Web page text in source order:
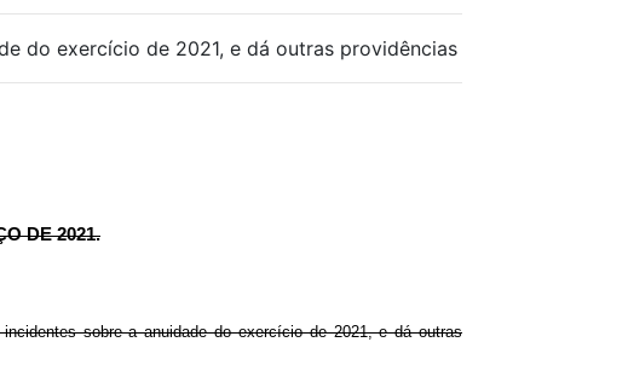
do exercício de 2021, e dá outras providências
DE 2021.
sobre a anuidade do exercício de 2021, e dá outras